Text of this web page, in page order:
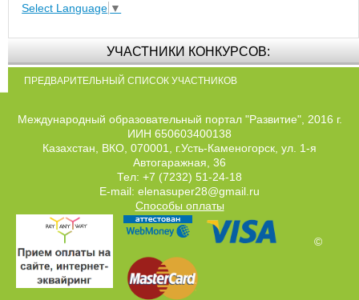
Select Language ▼
УЧАСТНИКИ КОНКУРСОВ:
ПРЕДВАРИТЕЛЬНЫЙ СПИСОК УЧАСТНИКОВ
Международный образовательный портал "Развитие", 2016 г.
ИИН 650603400138
Казахстан, ВКО, 070001, г.Усть-Каменогорск, ул. 1-я
Автогаражная, 36
Тел: +7 (7232) 51-24-18
E-mail: elenasuper28@gmail.ru
Способы оплаты
©